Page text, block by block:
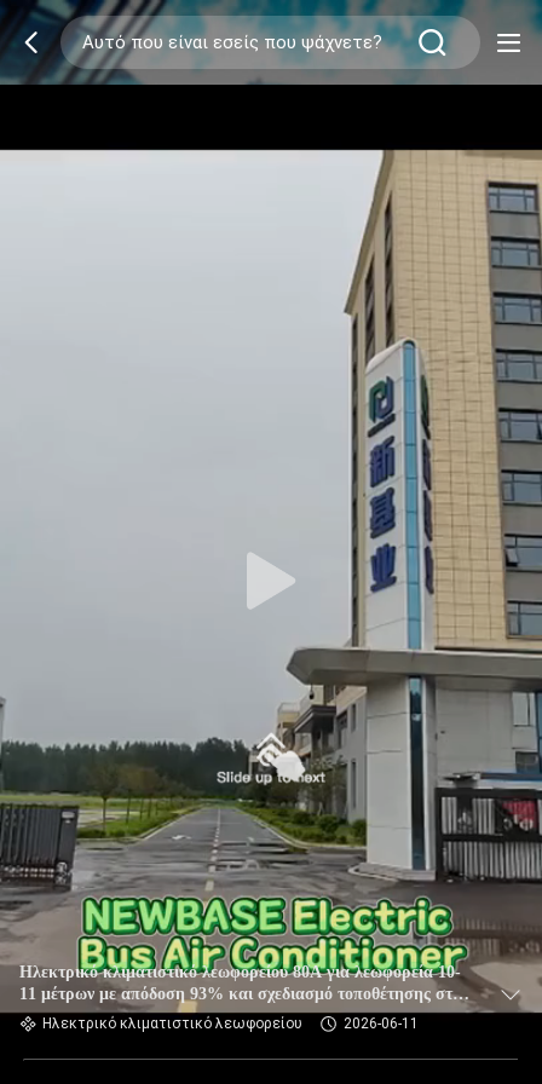
Ηλεκτρικό κλιματιστικό λεωφορείου 80A για λεωφορεία 10-
11 μέτρων με απόδοση 93% και σχεδιασμό τοποθέτησης στην
οροφήΗλεκτρικό κλιματιστικό λεωφορείου 2026-06-11